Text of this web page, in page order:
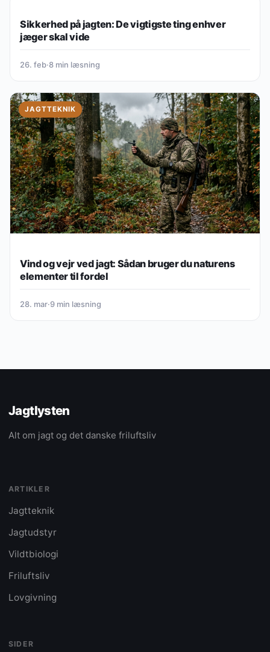
Sikkerhed på jagten: De vigtigste ting enhver
jæger skal vide
26. feb·8 min læsning
JAGTTEKNIK
Vind og vejr ved jagt: Sådan bruger du naturens
elementer til fordel
28. mar·9 min læsning
Jagtlysten
Alt om jagt og det danske friluftsliv
ARTIKLER
Jagtteknik
Jagtudstyr
Vildtbiologi
Friluftsliv
Lovgivning
SIDER